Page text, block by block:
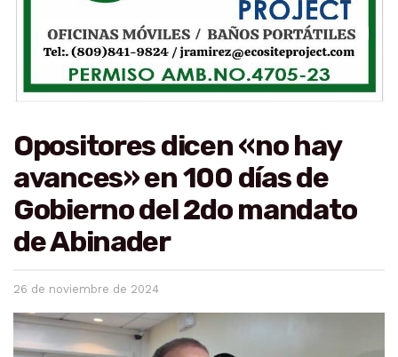
Opositores dicen «no hay
avances» en 100 días de
Gobierno del 2do mandato
de Abinader
26 de noviembre de 2024